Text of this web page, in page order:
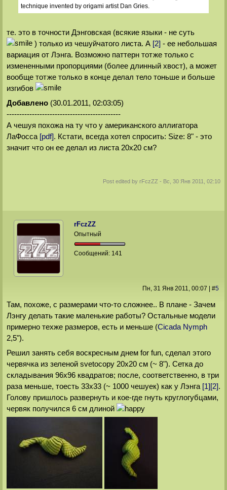
technique invented by origami artist Dan Gries.
те. это в точности Дэнговская (всякие языки - не суть
) только из чешуйчатого листа. А [2] - ее небольшая
вариация от Лэнга. Возможно паттерн тотже только с
измененными пропорциями (более длинный хвост), а может
вообще тотже только в конце делал тело тоньше и больше
изгибов
Добавлено(30.01.2011, 02:03:05)
---------------------------------------------
А чешуя похожа на ту что у американского аллигатора
ЛаФосса [pdf]. Кстати, всегда хотел спросить: Size: 8" - это
значит что он ее делал из листа 20x20 см?
Post edited byrFczZZ - Вс, 30 Янв 2011, 02:10
rFczZZ
Опытный
Сообщений: 141
Пн, 31 Янв 2011, 00:07 #5
Там, похоже, с размерами что-то сложнее.. В плане - Зачем
Лэнгу делать такие маленькие работы? Остальные модели
примерно техже размеров, есть и меньше (Cicada Nymph
2,5").
Решил занять себя воскресным днем for fun, сделал этого
червячка из зеленой svetocopy 20x20 см (~ 8"). Сетка до
складывания 96x96 квадратов; после, соответственно, в три
раза меньше, тоесть 33x33 (~ 1000 чешуек) как у Лэнга [1][2].
Голову пришлось развернуть и кое-где гнуть круглогубцами,
червяк получился 6 см длиной